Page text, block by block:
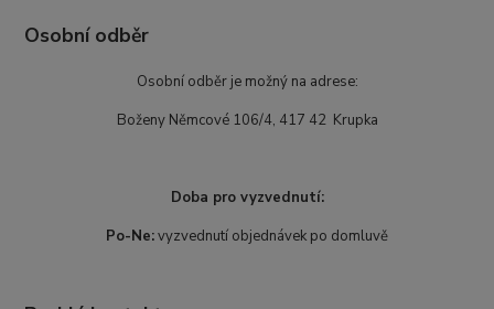
Osobní odběr
Osobní odběr je možný na adrese:
Boženy Němcové 106/4, 417 42 Krupka
Doba pro vyzvednutí:
Po-Ne:vyzvednutí objednávek po domluvě